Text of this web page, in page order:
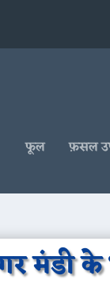
फूल फ़सल
मंडी के